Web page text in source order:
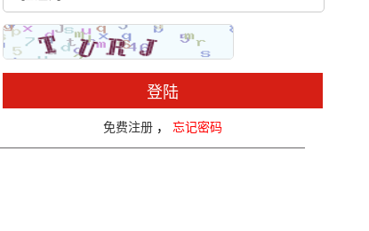
登陆
免费注册 ， 忘记密码